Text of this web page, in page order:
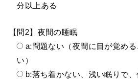
分以上ある
【問2】夜間の睡眠
a:問題ない（夜間に目が覚め
い）
b:落ち着かない、浅い眠りで